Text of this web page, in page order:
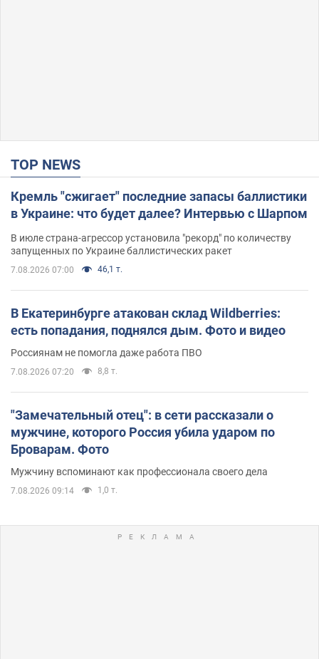
TOP NEWS
Кремль "сжигает" последние запасы баллистики
в Украине: что будет далее? Интервью с Шарпом
В июле страна-агрессор установила "рекорд" по количеству
запущенных по Украине баллистических ракет
7.08.2026 07:00 46,1 т.
В Екатеринбурге атакован склад Wildberries:
есть попадания, поднялся дым. Фото и видео
Россиянам не помогла даже работа ПВО
7.08.2026 07:20 8,8 т.
"Замечательный отец": в сети рассказали о
мужчине, которого Россия убила ударом по
Броварам. Фото
Мужчину вспоминают как профессионала своего дела
7.08.2026 09:14 1,0 т.